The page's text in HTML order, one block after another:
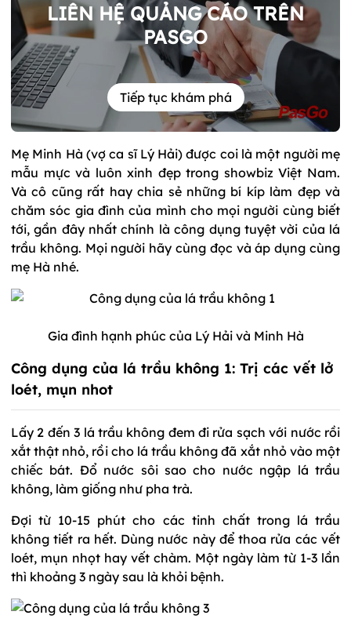
LIÊN HỆ QUẢNG CÁO TRÊN
PASGO
Tiếp tục khám phá
Mẹ Minh Hà (vợ ca sĩ Lý Hải) được coi là một người mẹ
mẫu mực và luôn xinh đẹp trong showbiz Việt Nam.
Và cô cũng rất hay chia sẻ những bí kíp làm đẹp và
chăm sóc gia đình của mình cho mọi người cùng biết
tới, gần đây nhất chính là công dụng tuyệt vời của lá
trầu không. Mọi người hãy cùng đọc và áp dụng cùng
mẹ Hà nhé.
Gia đình hạnh phúc của Lý Hải và Minh Hà
Công dụng của lá trầu không 1: Trị các vết lở
loét, mụn nhot
Lấy 2 đến 3 lá trầu không đem đi rửa sạch với nước rồi
xắt thật nhỏ, rồi cho lá trầu không đã xắt nhỏ vào một
chiếc bát. Đổ nước sôi sao cho nước ngập lá trầu
không, làm giống như pha trà.
Đợi từ 10-15 phút cho các tinh chất trong lá trầu
không tiết ra hết. Dùng nước này để thoa rửa các vết
loét, mụn nhọt hay vết chàm. Một ngày làm từ 1-3 lần
thì khoảng 3 ngày sau là khỏi bệnh.